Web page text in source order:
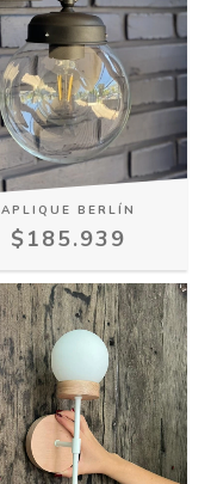
APLIQUE BERLÍN
$185.939